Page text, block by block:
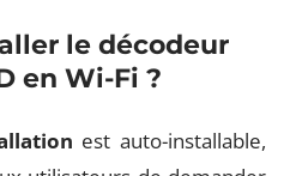
le décodeur
en Wi-Fi ?
est auto-installable,